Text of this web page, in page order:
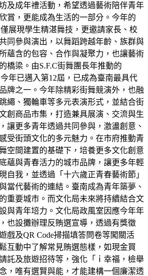
及成年禮活動，希望透過藝術陪伴青年
賞，更能成為生活的一部分。今年的
展現學生精湛舞技，更邀請家長、校
同參與演出，以舞蹈跨越年齡、族群與
蘊含的包容、合作與凝聚力，也讓藝術
橋梁。由S.F.C街舞團長年推動的
年已邁入第12屆，已成為臺南最具代
牌之一。今年除精彩街舞競演外，也融
繩、獨輪車等多元表演形式，並結合街
創商品市集，打造兼具展演、交流與生
讓更多青年透過共同參與，激盪創意、
受街頭文化的多元魅力。在市府推動青
空間建置的基礎下，培養更多文化創意
蘊與青春活力的城市品牌，讓更多年輕
自我，並透過「十六歲正青春藝術節」
當代藝術的連結。臺南成為青年築夢、
重要城市。而文化局未來將持續結合文
與青年培力。文化局政風室因應今年年
也設攤辦理反賄選宣導，透過有獎徵
戲及QR Code掃描填答問卷等闖關活
互動中了解常見賄選態樣，如現金買
託及旅遊招待等，強化「ｉ幸福，檢舉
，唯有選賢與能，才能建構一個廉潔透